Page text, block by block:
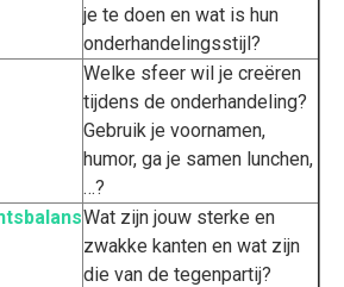
je te doen en wat is hun
onderhandelingsstijl?
Welke sfeer wil je creëren
tijdens de onderhandeling?
Gebruik je voornamen,
humor, ga je samen lunchen,
…?
Wat zijn jouw sterke en
zwakke kanten en wat zijn
die van de tegenpartij?